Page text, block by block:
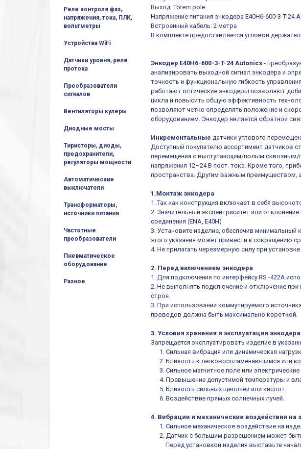
Реле контроля фаз,
напряжения, тока, ПЛК,
вольтметры
Устройства WiFi
Датчики уровня, реле
протока
Преобразователи
сигналов
Вентиляторы кулеры
Диодные мосты
Тиристоры, диоды,
предохранители,
регуляторы мощности
Автоматические
выключатели
Трансформаторы,
источники питания
Частотные
преобразователи
Пневматическое
оборудование
Разное
Выход: Totem pole
Напряжение питания энкодера E40H6-600-3-T-24
Встроенный кабель: 2 метра
В комплекте предоставляется угловой
Энкодер E40H6-600-3-T-24 Autonics -
анализировать выходной сигнал энкодера и
точность и функциональную гибкость
работают оптические энкодеры позволяют
цикла и повысить общую эффективность
позволяют четко определять положение и
оборудованием. Энкодер является обратной
Инкрементальные датчики углового
Доступный покупателю ассортимент датчиков
перемещения с выступающим/полым сквозным/
напряжения 12–24 В пост. тока. Кроме того,
пространства. Другим важным преимуществом,
1.Монтаж энкодера
1. Так как конструкция включает в себя
2. Значительный эксцентриситет или
соединения (ENA, E40H)
3. Установите изделие, обеспечив
этого указания может привести к сокращению
4. Не прилагать черезмерную силу при
2. Перед включением энкодера
1. Для подключения по интерфейсу RS -422А
2. Не выполнять подключение и отключение
строя.
3. При использовании коммутируемого
проводов должна быть максимально короткой.
3. Условия хранения и эксплуатации энкодера
Запрещается эксплуатировать изделие в
1. Сильная вибрация или динамическая
2. Близость к легковоспламеняющимся или
3. Сильное магнитное поле или электрические
4. Превышение допустимой температуры и
5. Близость сильных щелочей или кислот.
6. Воздействие прямых солнечных лучей.
4. Вибрации и механические воздействия на
1. Сильное механическое воздействие на
2. Датчик с большим разрешением может
Перед установкой изделия выставьте